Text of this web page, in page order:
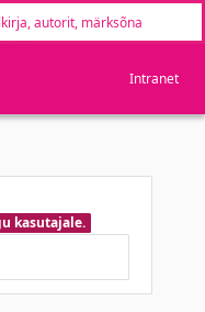
Intranet
kasutajale.